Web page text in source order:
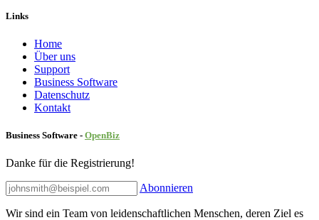
Links
Home
Über uns
Sup​port
Business Software
Datenschutz
Kontakt
Business Software - OpenBiz
Danke für die Registrierung!
Abonnieren
Wir sind ein Team von leidenschaftlichen Menschen, deren Ziel es